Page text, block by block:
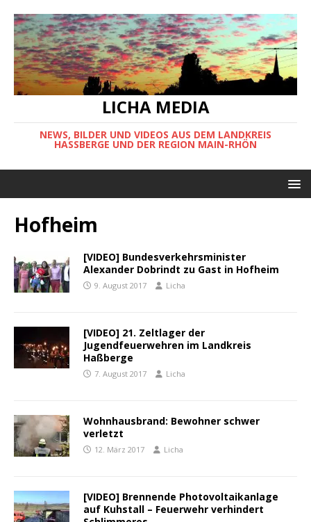
LICHA MEDIA
NEWS, BILDER UND VIDEOS AUS DEM LANDKREIS
HASSBERGE UND DER REGION MAIN-RHÖN
Hofheim
[VIDEO] Bundesverkehrsminister
Alexander Dobrindt zu Gast in Hofheim
9. August 2017 Licha
[VIDEO] 21. Zeltlager der
Jugendfeuerwehren im Landkreis
Haßberge
7. August 2017 Licha
Wohnhausbrand: Bewohner schwer
verletzt
12. März 2017 Licha
[VIDEO] Brennende Photovoltaikanlage
auf Kuhstall – Feuerwehr verhindert